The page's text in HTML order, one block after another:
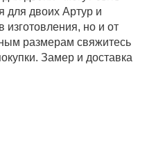
для двоих Артур и
изготовления, но и от
размерам свяжитесь
Замер и доставка